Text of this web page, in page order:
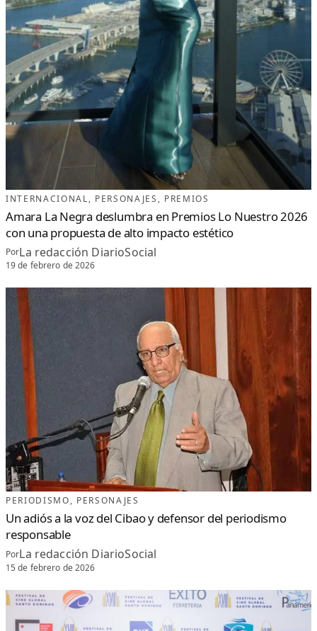
INTERNACIONAL, PERSONAJES , PREMIOS
Amara La Negra deslumbra en Premios Lo Nuestro 2026
con una propuesta de alto impacto estético
PorLa redacción DiarioSocial
19 de febrero de 2026
PERIODISMO, PERSONAJES
Un adiós a la voz del Cibao y defensor del periodismo
responsable
PorLa redacción DiarioSocial
15 de febrero de 2026